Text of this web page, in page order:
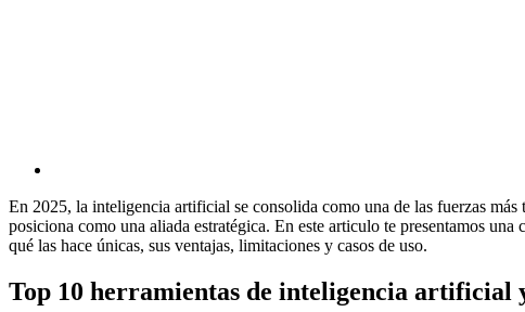
En 2025, la inteligencia artificial se consolida como una de las fuerzas
posiciona como una aliada estratégica. En este articulo te presentamos
qué las hace únicas, sus ventajas, limitaciones y casos de uso.
Top 10 herramientas de inteligencia artificial